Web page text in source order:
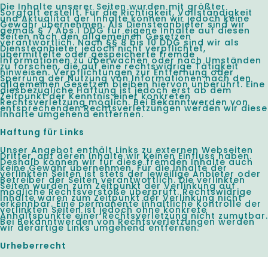
Die Inhalte unserer Seiten wurden mit größter
Sorgfalt erstellt. Für die Richtigkeit, Vollständigkeit
und Aktualität der Inhalte können wir jedoch keine
Gewähr übernehmen. Als Diensteanbieter sind wir
gemäß § 7 Abs.1 DDG für eigene Inhalte auf diesen
Seiten nach den allgemeinen Gesetzen
verantwortlich. Nach §§ 8 bis 10 DDG sind wir als
Diensteanbieter jedoch nicht verpflichtet,
übermittelte oder gespeicherte fremde
Informationen zu überwachen oder nach Umständen
zu forschen, die auf eine rechtswidrige Tätigkeit
hinweisen. Verpflichtungen zur Entfernung oder
Sperrung der Nutzung von Informationen nach den
allgemeinen Gesetzen bleiben hiervon unberührt. Eine
diesbezügliche Haftung ist jedoch erst ab dem
Zeitpunkt der Kenntnis einer konkreten
Rechtsverletzung möglich. Bei Bekanntwerden von
entsprechenden Rechtsverletzungen werden wir diese
Inhalte umgehend entfernen.
Haftung für Links
Unser Angebot enthält Links zu externen Webseiten
Dritter, auf deren Inhalte wir keinen Einfluss haben.
Deshalb können wir für diese fremden Inhalte auch
keine Gewähr übernehmen. Für die Inhalte der
verlinkten Seiten ist stets der jeweilige Anbieter oder
Betreiber der Seiten verantwortlich. Die verlinkten
Seiten wurden zum Zeitpunkt der Verlinkung auf
mögliche Rechtsverstöße überprüft. Rechtswidrige
Inhalte waren zum Zeitpunkt der Verlinkung nicht
erkennbar. Eine permanente inhaltliche Kontrolle der
verlinkten Seiten ist jedoch ohne konkrete
Anhaltspunkte einer Rechtsverletzung nicht zumutbar.
Bei Bekanntwerden von Rechtsverletzungen werden
wir derartige Links umgehend entfernen.
Urheberrecht